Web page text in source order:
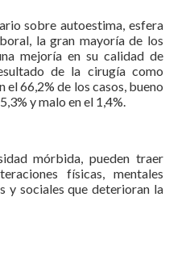
sobre autoestima, esfera
la gran mayoría de los
mejoría en su calidad de
de la cirugía como
el 66,2% de los casos, bueno
y malo en el 1,4%.
mórbida, pueden traer
físicas, mentales
y sociales que deterioran la